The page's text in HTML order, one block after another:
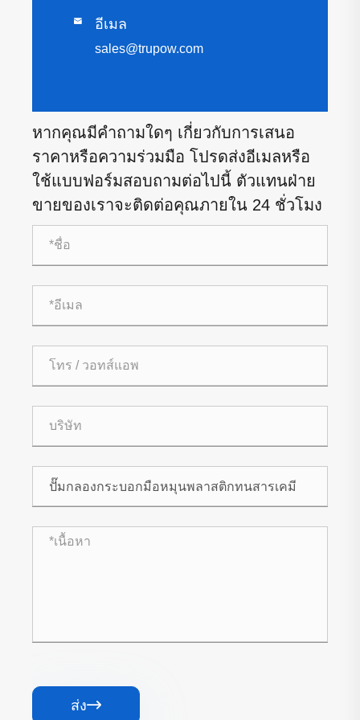
 อีเมล
sales@trupow.com
หากคุณมีคำถามใดๆ เกี่ยวกับการเสนอ
ราคาหรือความร่วมมือ โปรดส่งอีเมลหรือ
ใช้แบบฟอร์มสอบถามต่อไปนี้ ตัวแทนฝ่าย
ขายของเราจะติดต่อคุณภายใน 24 ชั่วโมง
ส่ง